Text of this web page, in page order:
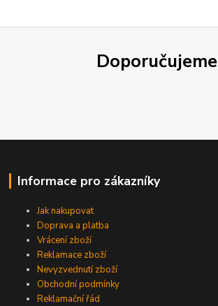
Doporučujeme
Informace pro zákazníky
Jak nakupovat
Doprava a platba
Vrácení zboží
Reklamace zboží
Nevyzvednutí zboží
Obchodní podmínky
Reklamační řád